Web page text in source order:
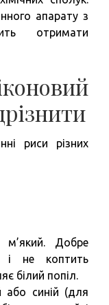
апарату з
отримати
риси різних
м’який. Добре
і не коптить
білий попіл.
або синій (для